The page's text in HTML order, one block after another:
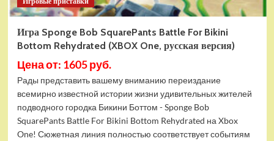
Игра Sponge Bob SquarePants Battle For Bikini
Bottom Rehydrated (XBOX One, русская версия)
Цена от: 1605 руб.
Рады представить вашему вниманию переиздание
всемирно известной истории жизни удивительных жителей
подводного городка Бикини Боттом - Sponge Bob
SquarePants Battle For Bikini Bottom Rehydrated на Xbox
One! Сюжетная линия полностью соответствует событиям